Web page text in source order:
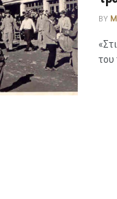
BY
του